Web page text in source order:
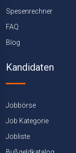
Spesenrechner
FAQ
Blog
Kandidaten
Jobbörse
Job Kategorie
Jobliste